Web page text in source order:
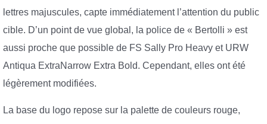
lettres majuscules, capte immédiatement l’attention du public
cible. D’un point de vue global, la police de « Bertolli » est
aussi proche que possible de FS Sally Pro Heavy et URW
Antiqua ExtraNarrow Extra Bold. Cependant, elles ont été
légèrement modifiées.
La base du logo repose sur la palette de couleurs rouge,